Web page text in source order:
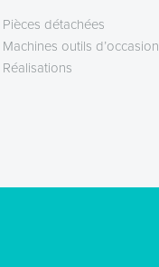
Pièces détachées
Machines outils d’occasion
Réalisations